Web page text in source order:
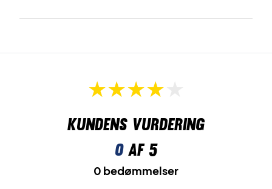
Kundens vurdering
0af 5
0 bedømmelser